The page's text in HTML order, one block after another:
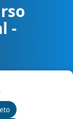
(SP) cargo
-